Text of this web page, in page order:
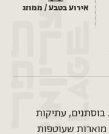
אירוע בטבע / ממוזג
בוסתנים, עתיקות
מוארות שעוטפות